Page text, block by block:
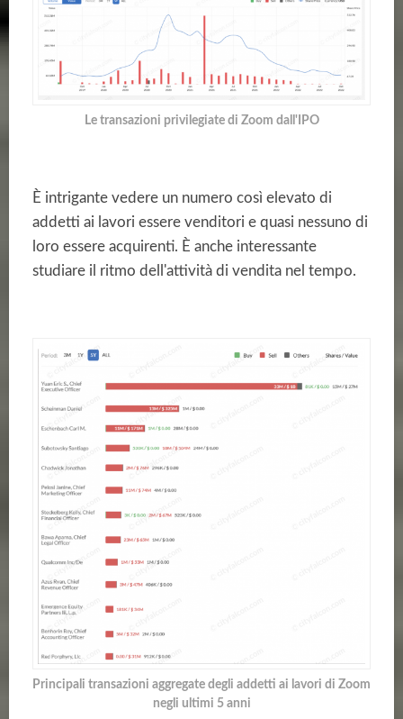
Le transazioni privilegiate di Zoom dall'IPO
È intrigante vedere un numero così elevato di
addetti ai lavori essere venditori e quasi nessuno di
loro essere acquirenti. È anche interessante
studiare il ritmo dell'attività di vendita nel tempo.
Principali transazioni aggregate degli addetti ai lavori di Zoom
negli ultimi 5 anni